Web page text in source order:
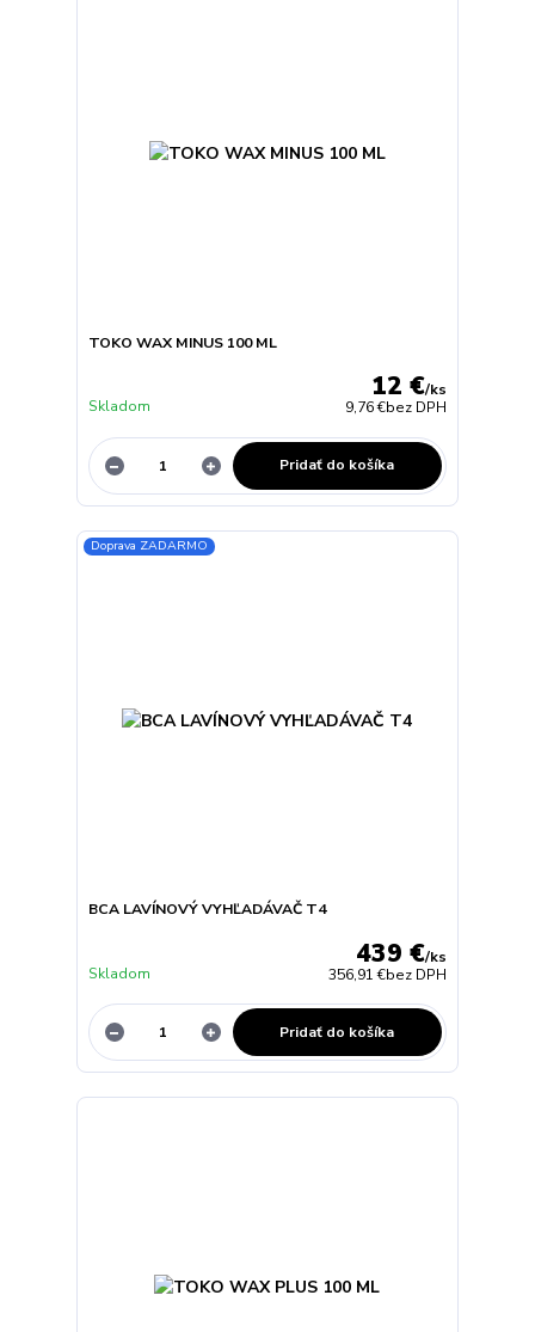
TOKO WAX MINUS 100 ML
12 €/ks
9,76 €bez DPH
Skladom
Pridať do košíka
Doprava ZADARMO
BCA LAVÍNOVÝ VYHĽADÁVAČ T4
439 €/ks
356,91 €bez DPH
Skladom
Pridať do košíka